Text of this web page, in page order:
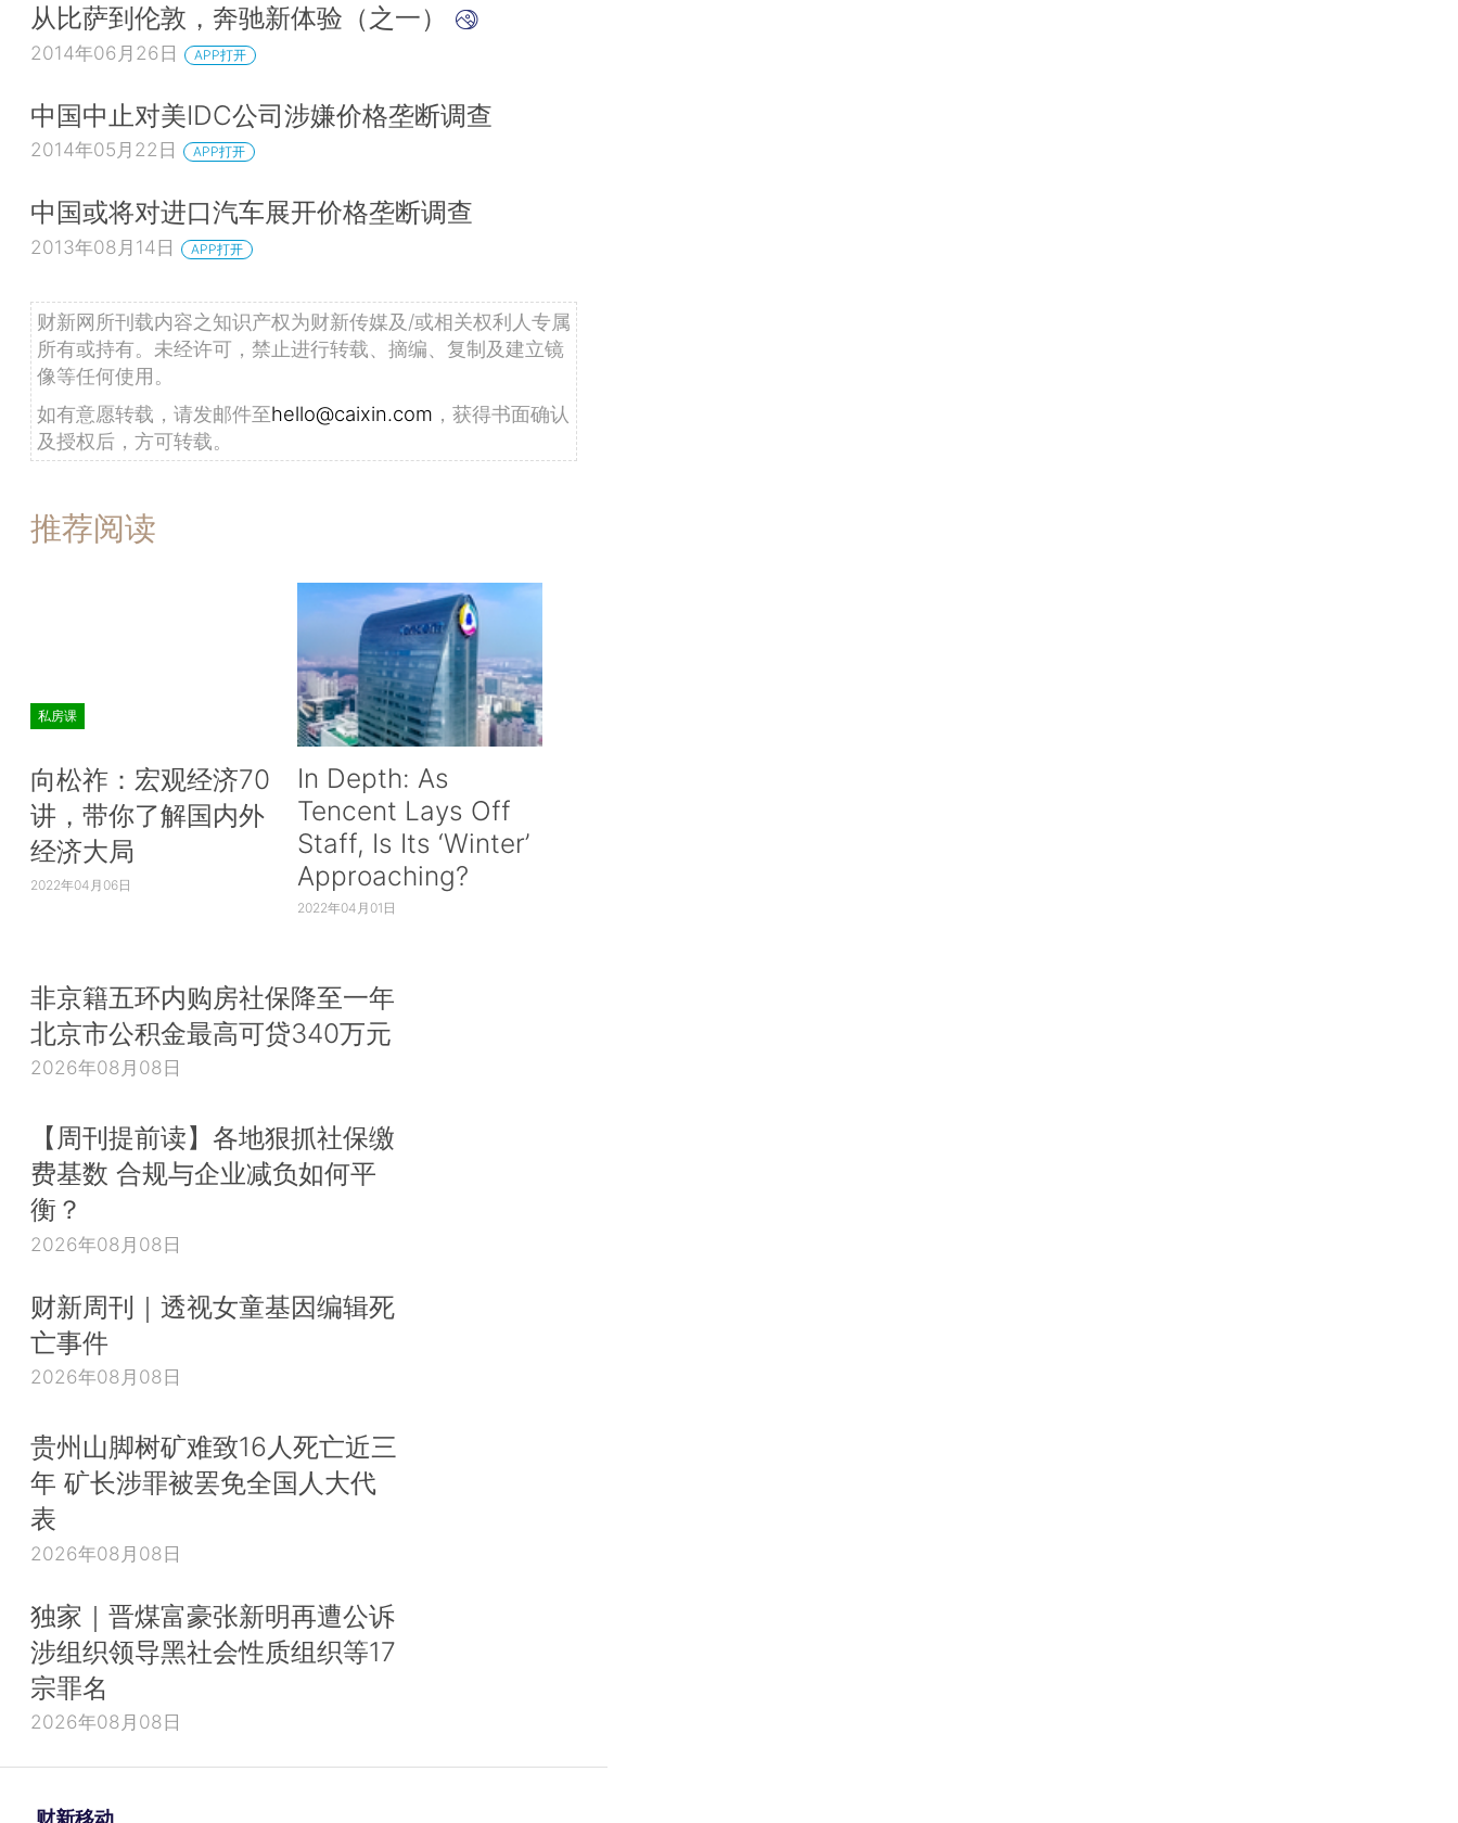
从比萨到伦敦，奔驰新体验（之一）
2014年06月26日 APP打开
中国中止对美IDC公司涉嫌价格垄断调查
2014年05月22日 APP打开
中国或将对进口汽车展开价格垄断调查
2013年08月14日 APP打开
财新网所刊载内容之知识产权为财新传媒及/或相关权利人专属
所有或持有。未经许可，禁止进行转载、摘编、复制及建立镜
像等任何使用。
如有意愿转载，请发邮件至hello@caixin.com ，获得书面确认
及授权后，方可转载。
推荐阅读
私房课
向松祚：宏观经济70
讲，带你了解国内外
经济大局
2022年04月06日
In Depth: As
Tencent Lays Off
Staff, Is Its ‘Winter’
Approaching?
2022年04月01日
非京籍五环内购房社保降至一年
北京市公积金最高可贷340万元
2026年08月08日
【周刊提前读】各地狠抓社保缴
费基数 合规与企业减负如何平
衡？
2026年08月08日
财新周刊｜透视女童基因编辑死
亡事件
2026年08月08日
贵州山脚树矿难致16人死亡近三
年 矿长涉罪被罢免全国人大代
表
2026年08月08日
独家｜晋煤富豪张新明再遭公诉
涉组织领导黑社会性质组织等17
宗罪名
2026年08月08日
财新移动